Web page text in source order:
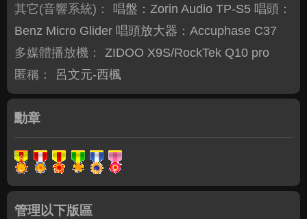
其它(音響系統)：
唱盤：Zorin Audio TP-S5 唱頭：
Benz Micro Glider 唱頭放大器：Accuphase C37
多媒體播放機：
ZIDOO X9S/RockTek Q10 pro
匿稱：
呂文元-西楓
勳章
管理以下版區